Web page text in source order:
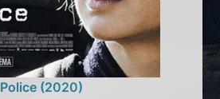
Police (2020)